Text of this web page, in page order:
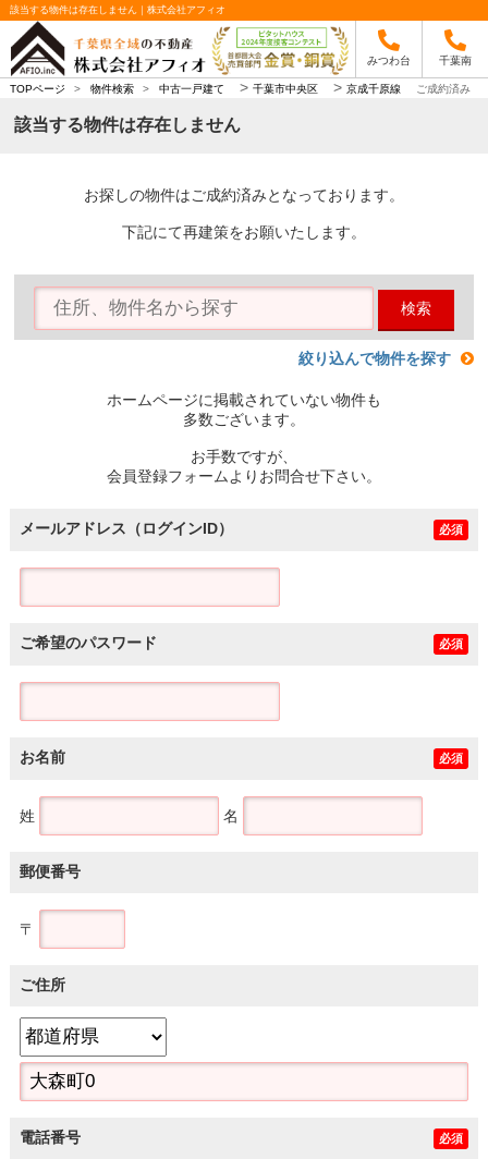
該当する物件は存在しません｜株式会社アフィオ
みつわ台 千葉南
TOPページ > 物件検索 > 中古一戸建て > 千葉市中央区 > 京成千原線 ご成約済み
該当する物件は存在しません
お探しの物件はご成約済みとなっております。
下記にて再建策をお願いたします。
検索
絞り込んで物件を探す
ホームページに掲載されていない物件も
多数ございます。
お手数ですが、
会員登録フォームよりお問合せ下さい。
メールアドレス（ログインID） 必須
ご希望のパスワード 必須
お名前 必須
姓 名
郵便番号
〒
ご住所
電話番号 必須